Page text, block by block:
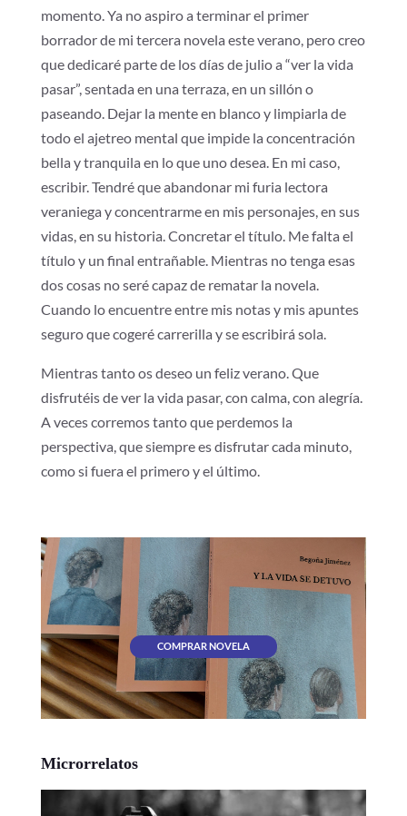
momento. Ya no aspiro a terminar el primer
borrador de mi tercera novela este verano, pero creo
que dedicaré parte de los días de julio a “ver la vida
pasar”, sentada en una terraza, en un sillón o
paseando. Dejar la mente en blanco y limpiarla de
todo el ajetreo mental que impide la concentración
bella y tranquila en lo que uno desea. En mi caso,
escribir. Tendré que abandonar mi furia lectora
veraniega y concentrarme en mis personajes, en sus
vidas, en su historia. Concretar el título. Me falta el
título y un final entrañable. Mientras no tenga esas
dos cosas no seré capaz de rematar la novela.
Cuando lo encuentre entre mis notas y mis apuntes
seguro que cogeré carrerilla y se escribirá sola.
Mientras tanto os deseo un feliz verano. Que
disfrutéis de ver la vida pasar, con calma, con alegría.
A veces corremos tanto que perdemos la
perspectiva, que siempre es disfrutar cada minuto,
como si fuera el primero y el último.
COMPRAR NOVELA
Microrrelatos